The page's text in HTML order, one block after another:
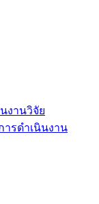
งานวิจัย
ารดำเนินงาน